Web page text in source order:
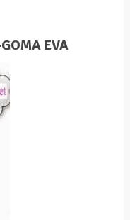
EVA